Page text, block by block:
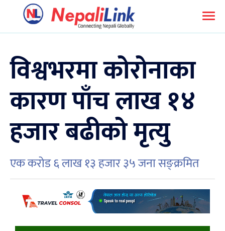
विश्वभरमा कोरोनाका
कारण पाँच लाख १४
हजार बढीको मृत्यु
एक करोड ६ लाख १३ हजार ३५ जना सङ्क्रमित